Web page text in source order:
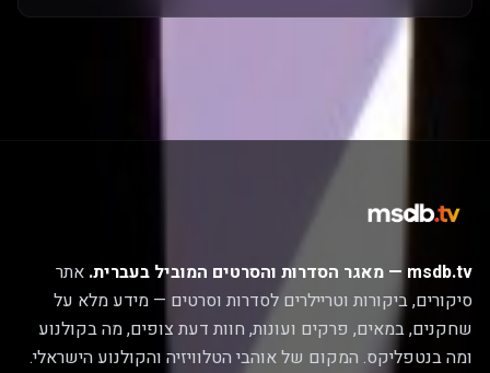
msdb.tv — מאגר הסדרות והסרטים המוביל בעברית.
אתר
סיקורים, ביקורות וטריילרים לסדרות וסרטים — מידע מלא על
שחקנים, במאים, פרקים ועונות, חוות דעת צופים, מה בקולנוע
ומה בנטפליקס. המקום של אוהבי הטלוויזיה והקולנוע הישראלי.